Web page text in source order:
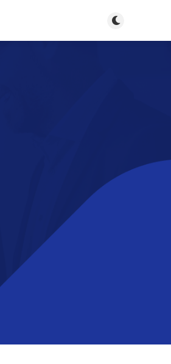
Toggle dark